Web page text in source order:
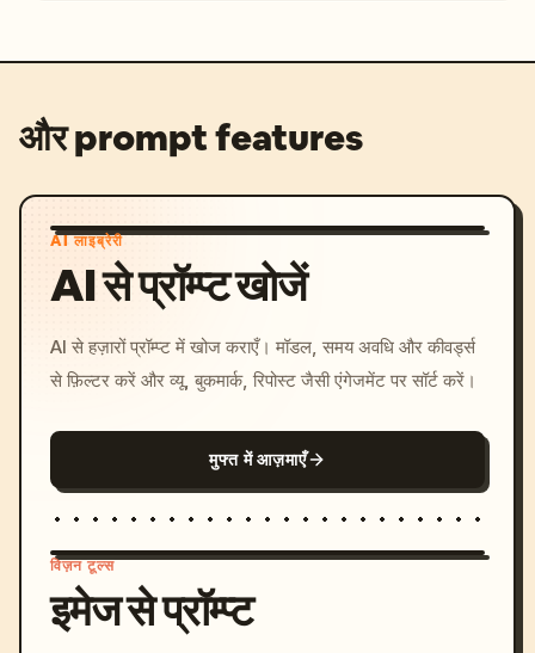
और prompt features
AI लाइब्रेरी
AI से प्रॉम्प्ट खोजें
AI से हज़ारों प्रॉम्प्ट में खोज कराएँ। मॉडल, समय अवधि और कीवर्ड्स
से फ़िल्टर करें और व्यू, बुकमार्क, रिपोस्ट जैसी एंगेजमेंट पर सॉर्ट करें।
मुफ्त में आज़माएँ
विज़न टूल्स
इमेज से प्रॉम्प्ट